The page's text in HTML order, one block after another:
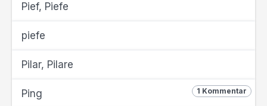
Pief, Piefe
piefe
Pilar, Pilare
1 Kommentar
Ping